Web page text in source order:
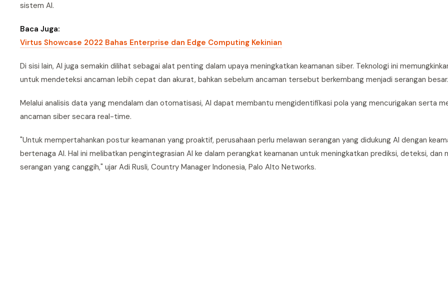
sistem AI.
Baca Juga:
Virtus Showcase 2022 Bahas Enterprise dan Edge Computing Kekinian
Di sisi lain, AI juga semakin dilihat sebagai alat penting dalam upaya meningkatkan keamanan siber. Teknologi ini
untuk mendeteksi ancaman lebih cepat dan akurat, bahkan sebelum ancaman tersebut berkembang menjadi serangan besar.
Melalui analisis data yang mendalam dan otomatisasi, AI dapat membantu mengidentifikasi pola yang mencurigakan serta
ancaman siber secara real-time.
"Untuk mempertahankan postur keamanan yang proaktif, perusahaan perlu melawan serangan yang didukung AI dengan
bertenaga AI. Hal ini melibatkan pengintegrasian AI ke dalam perangkat keamanan untuk meningkatkan prediksi, deteksi, dan
serangan yang canggih," ujar Adi Rusli, Country Manager Indonesia, Palo Alto Networks.